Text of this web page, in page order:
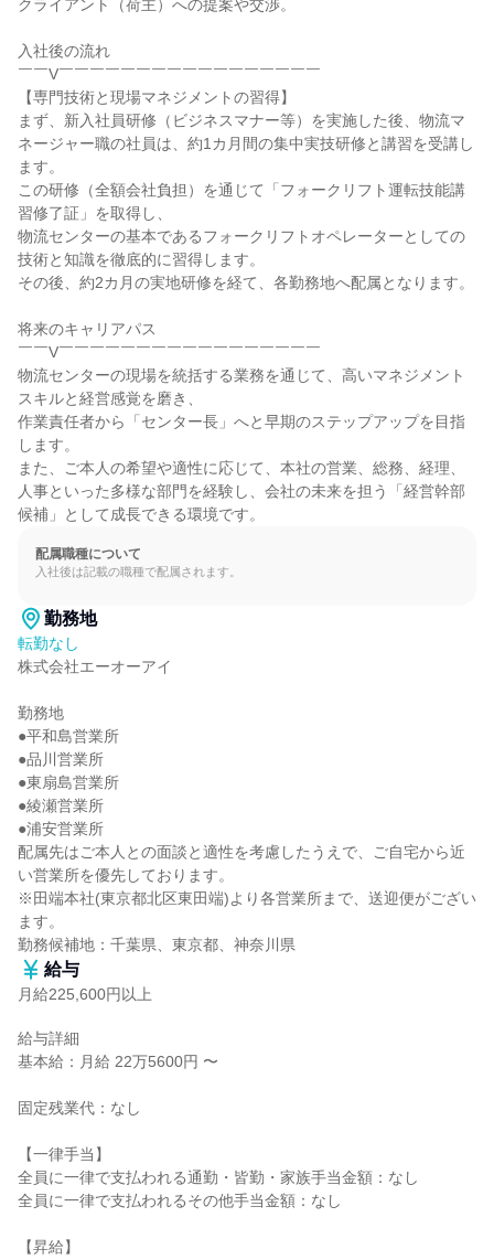
クライアント（荷主）への提案や交渉。
入社後の流れ
￣￣V￣￣￣￣￣￣￣￣￣￣￣￣￣￣￣￣￣
【専門技術と現場マネジメントの習得】
まず、新入社員研修（ビジネスマナー等）を実施した後、物流マ
ネージャー職の社員は、約1カ月間の集中実技研修と講習を受講し
ます。
この研修（全額会社負担）を通じて「フォークリフト運転技能講
習修了証」を取得し、
物流センターの基本であるフォークリフトオペレーターとしての
技術と知識を徹底的に習得します。
その後、約2カ月の実地研修を経て、各勤務地へ配属となります。
将来のキャリアパス
￣￣V￣￣￣￣￣￣￣￣￣￣￣￣￣￣￣￣￣
物流センターの現場を統括する業務を通じて、高いマネジメント
スキルと経営感覚を磨き、
作業責任者から「センター長」へと早期のステップアップを目指
します。
また、ご本人の希望や適性に応じて、本社の営業、総務、経理、
人事といった多様な部門を経験し、会社の未来を担う「経営幹部
候補」として成長できる環境です。
配属職種について
入社後は記載の職種で配属されます。
勤務地
転勤なし
株式会社エーオーアイ
勤務地
●平和島営業所
●品川営業所
●東扇島営業所
●綾瀬営業所
●浦安営業所
配属先はご本人との面談と適性を考慮したうえで、ご自宅から近
い営業所を優先しております。
※田端本社(東京都北区東田端)より各営業所まで、送迎便がござい
ます。
勤務候補地：千葉県、東京都、神奈川県
給与
月給225,600円以上
給与詳細
基本給：月給 22万5600円 〜
固定残業代：なし
【一律手当】
全員に一律で支払われる通勤・皆勤・家族手当金額：なし
全員に一律で支払われるその他手当金額：なし
【昇給】